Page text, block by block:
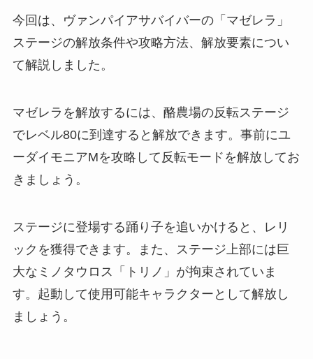
今回は、ヴァンパイアサバイバーの「マゼレラ」
ステージの解放条件や攻略方法、解放要素につい
て解説しました。
マゼレラを解放するには、酪農場の反転ステージ
でレベル80に到達すると解放できます。事前にユ
ーダイモニアMを攻略して反転モードを解放してお
きましょう。
ステージに登場する踊り子を追いかけると、レリ
ックを獲得できます。また、ステージ上部には巨
大なミノタウロス「トリノ」が拘束されていま
す。起動して使用可能キャラクターとして解放し
ましょう。